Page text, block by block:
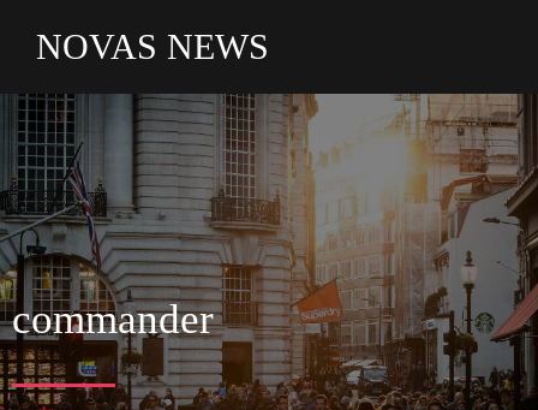
NOVAS NEWS
commander